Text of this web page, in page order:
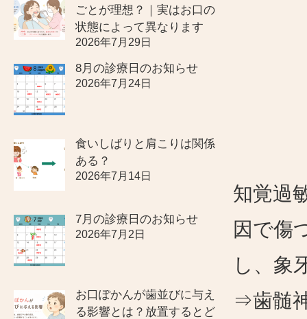
ごとが理想？｜実はお口の
状態によって異なります
2026年7月29日
8月の診療日のお知らせ
2026年7月24日
食いしばりと肩こりは関係
ある？
2026年7月14日
7月の診療日のお知らせ
2026年7月2日
お口ぽかんが歯並びに与え
る影響とは？放置するとど
知覚過
因で傷
し、象
⇒歯髄